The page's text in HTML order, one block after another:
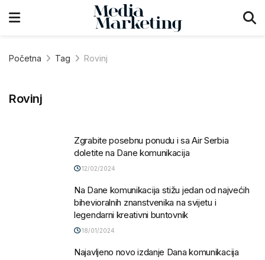
Početna Tag Rovinj
Rovinj
Zgrabite posebnu ponudu i sa Air Serbia
doletite na Dane komunikacija
12/02/2024
Na Dane komunikacija stižu jedan od najvećih
bihevioralnih znanstvenika na svijetu i
legendarni kreativni buntovnik
18/01/2024
Najavljeno novo izdanje Dana komunikacija